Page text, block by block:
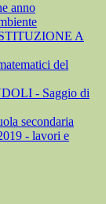
anno
A
del
- Saggio di
secondaria
- lavori e